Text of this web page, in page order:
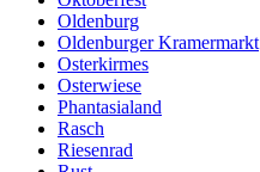
Oldenburg
Oldenburger Kramermarkt
Osterkirmes
Osterwiese
Phantasialand
Rasch
Riesenrad